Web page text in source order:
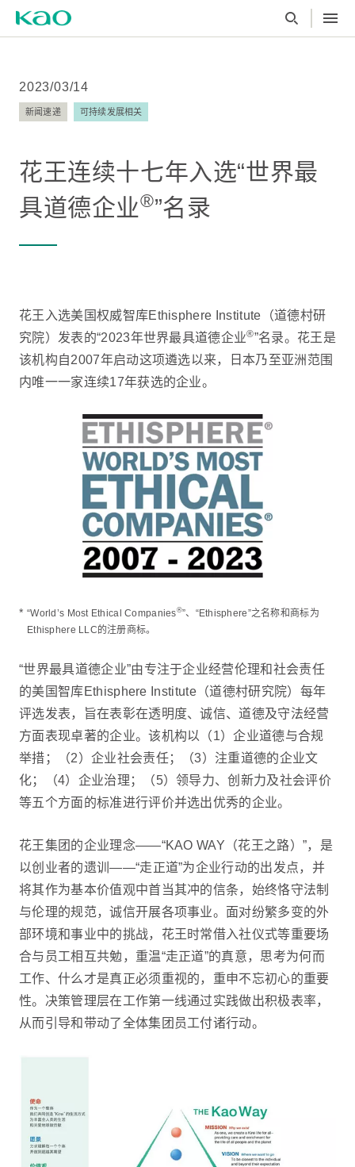
2023/03/14
新闻速递 可持续发展相关
花王连续十七年入选“世界最
具道德企业®”名录
花王入选美国权威智库Ethisphere Institute（道德村研
究院）发表的“2023年世界最具道德企业®”名录。花王是
该机构自2007年启动这项遴选以来，日本乃至亚洲范围
内唯一一家连续17年获选的企业。
* “World’s Most Ethical Companies®”、“Ethisphere”之名称和商标为
Ethisphere LLC的注册商标。
“世界最具道德企业”由专注于企业经营伦理和社会责任
的美国智库Ethisphere Institute（道德村研究院）每年
评选发表，旨在表彰在透明度、诚信、道德及守法经营
方面表现卓著的企业。该机构以（1）企业道德与合规
举措；（2）企业社会责任；（3）注重道德的企业文
化；（4）企业治理；（5）领导力、创新力及社会评价
等五个方面的标准进行评价并选出优秀的企业。
花王集团的企业理念——“KAO WAY（花王之路）”，是
以创业者的遗训——“走正道”为企业行动的出发点，并
将其作为基本价值观中首当其冲的信条，始终恪守法制
与伦理的规范，诚信开展各项事业。面对纷繁多变的外
部环境和事业中的挑战，花王时常借入社仪式等重要场
合与员工相互共勉，重温“走正道”的真意，思考为何而
工作、什么才是真正必须重视的，重申不忘初心的重要
性。决策管理层在工作第一线通过实践做出积极表率，
从而引导和带动了全体集团员工付诸行动。